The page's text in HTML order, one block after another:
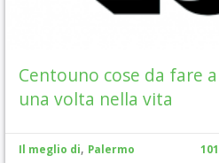
Centouno cose da fare
una volta nella vita
Il meglio di, Palermo